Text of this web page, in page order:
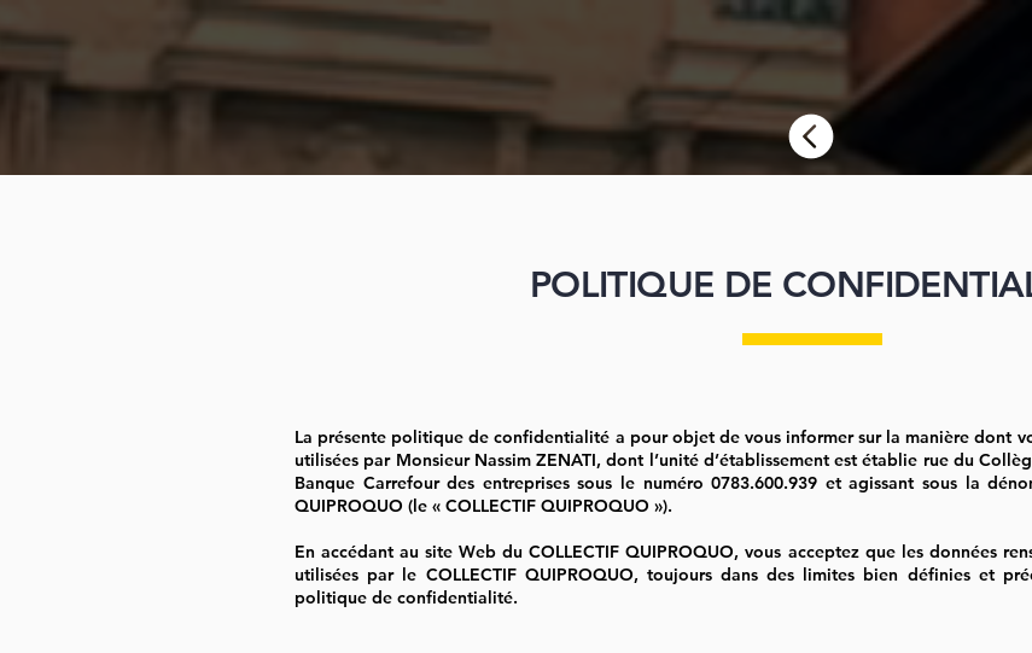
POLITIQUE DE
La présente politique de confidentialité a pour objet de vous informer sur la manière dont
utilisées par Monsieur Nassim ZENATI, dont l’unité d’établissement est établie rue du
Banque Carrefour des entreprises sous le numéro 0783.600.939 et agissant sous la
QUIPROQUO (le « COLLECTIF QUIPROQUO »).
En accédant au site Web du COLLECTIF QUIPROQUO, vous acceptez que les données
utilisées par le COLLECTIF QUIPROQUO, toujours dans des limites bien définies et
politique de confidentialité.